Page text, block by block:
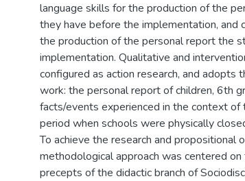
language skills for the production of the
they have before the implementation, and
the production of the personal report the
implementation. Qualitative and
configured as action research, and adopts
work: the personal report of children, 6th
facts/events experienced in the context of
period when schools were physically
To achieve the research and propositional
methodological approach was centered
precepts of the didactic branch of